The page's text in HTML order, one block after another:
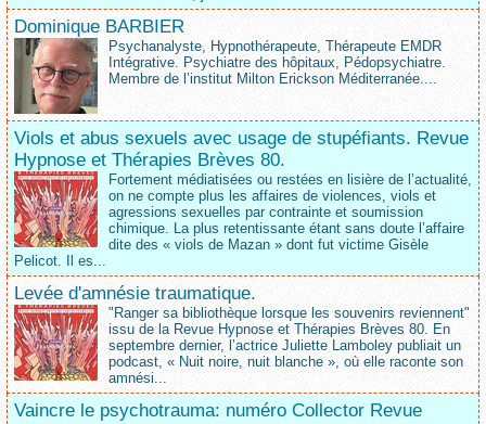
Dominique BARBIER
Psychanalyste, Hypnothérapeute, Thérapeute EMDR
Intégrative. Psychiatre des hôpitaux, Pédopsychiatre.
Membre de l’institut Milton Erickson Méditerranée....
Viols et abus sexuels avec usage de stupéfiants. Revue
Hypnose et Thérapies Brèves 80.
Fortement médiatisées ou restées en lisière de l’actualité,
on ne compte plus les affaires de violences, viols et
agressions sexuelles par contrainte et soumission
chimique. La plus retentissante étant sans doute l’affaire
dite des « viols de Mazan » dont fut victime Gisèle
Pelicot. Il es...
Levée d'amnésie traumatique.
"Ranger sa bibliothèque lorsque les souvenirs reviennent"
issu de la Revue Hypnose et Thérapies Brèves 80. En
septembre dernier, l’actrice Juliette Lamboley publiait un
podcast, « Nuit noire, nuit blanche », où elle raconte son
amnési...
Vaincre le psychotrauma: numéro Collector Revue